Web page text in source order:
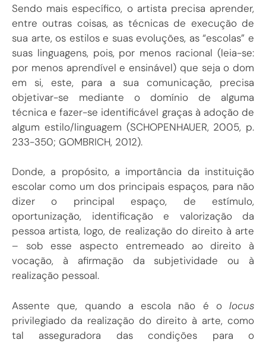
Sendo mais específico, o artista precisa aprender,
entre outras coisas, as técnicas de execução de
sua arte, os estilos e suas evoluções, as “escolas” e
suas linguagens, pois, por menos racional (leia-se:
por menos aprendível e ensinável) que seja o dom
em si, este, para a sua comunicação, precisa
objetivar-se mediante o domínio de alguma
técnica e fazer-se identificável graças à adoção de
algum estilo/linguagem (SCHOPENHAUER, 2005, p.
233-350; GOMBRICH, 2012).
Donde, a propósito, a importância da instituição
escolar como um dos principais espaços, para não
dizer o principal espaço, de estímulo,
oportunização, identificação e valorização da
pessoa artista, logo, de realização do direito à arte
– sob esse aspecto entremeado ao direito à
vocação, à afirmação da subjetividade ou à
realização pessoal.
Assente que, quando a escola não é o locus
privilegiado da realização do direito à arte, como
tal asseguradora das condições para o